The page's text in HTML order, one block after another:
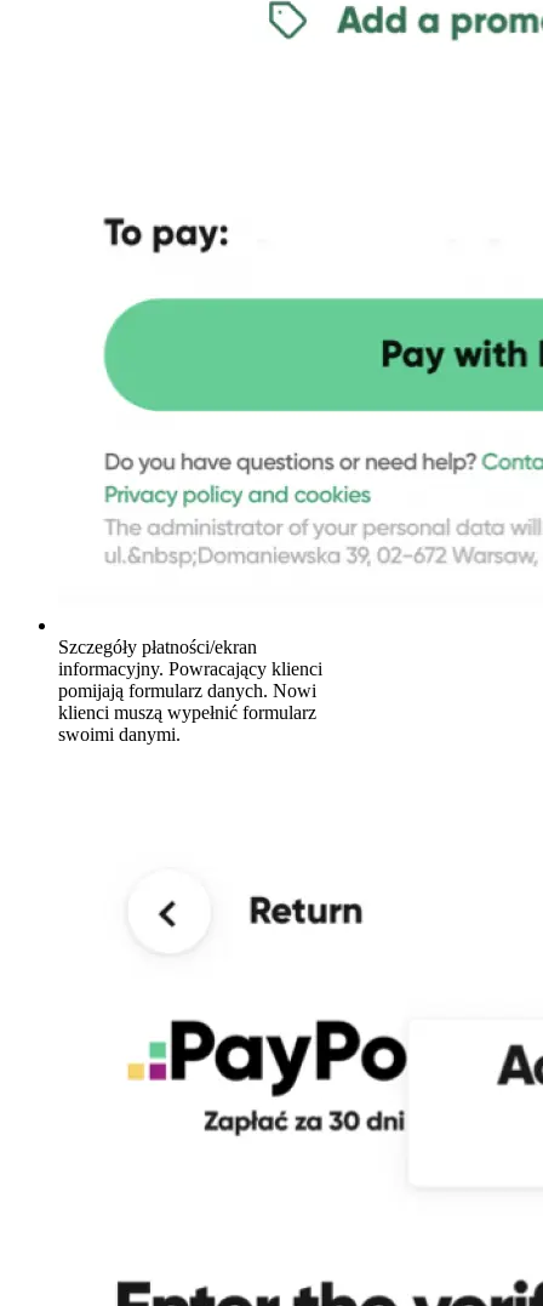
Szczegóły płatności/ekran
informacyjny. Powracający klienci
pomijają formularz danych. Nowi
klienci muszą wypełnić formularz
swoimi danymi.